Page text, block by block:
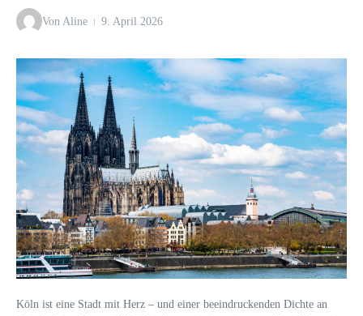
Von Aline 9. April 2026
Köln ist eine Stadt mit Herz – und einer beeindruckenden Dichte an